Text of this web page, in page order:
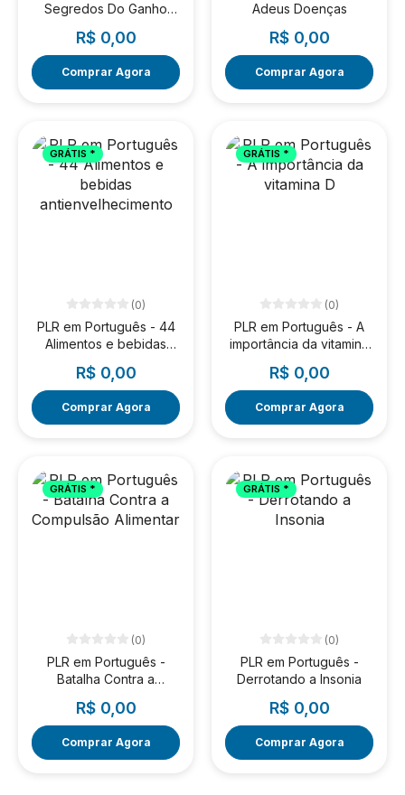
Segredos Do Ganho
R$ 0,00
Comprar Agora
Adeus Doenças
R$ 0,00
Comprar Agora
GRÁTIS *
(0)
PLR em Português - 44
Alimentos e bebidas
R$ 0,00
Comprar Agora
GRÁTIS *
(0)
PLR em Português - A
importância da vitamina
R$ 0,00
Comprar Agora
GRÁTIS *
(0)
PLR em Português -
Batalha Contra a
R$ 0,00
Comprar Agora
GRÁTIS *
(0)
PLR em Português -
Derrotando a Insonia
R$ 0,00
Comprar Agora